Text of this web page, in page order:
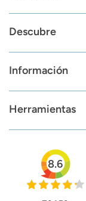
Descubre
Información
Herramientas
8.6